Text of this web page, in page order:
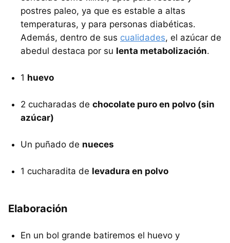
postres paleo, ya que es estable a altas
temperaturas, y para personas diabéticas.
Además, dentro de sus cualidades, el azúcar de
abedul destaca por su lenta metabolización.
1 huevo
2 cucharadas de chocolate puro en polvo (sin
azúcar)
Un puñado de nueces
1 cucharadita de levadura en polvo
Elaboración
En un bol grande batiremos el huevo y